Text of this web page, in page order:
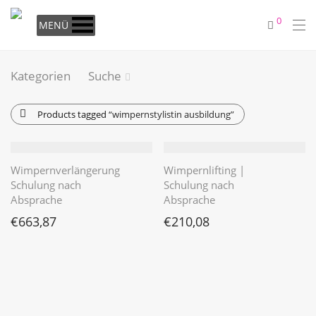
MENÜ 0
Kategorien Suche
Products tagged “wimpernstylistin ausbildung”
Wimpernverlängerung
Schulung nach
Absprache
€663,87
Wimpernlifting |
Schulung nach
Absprache
€210,08